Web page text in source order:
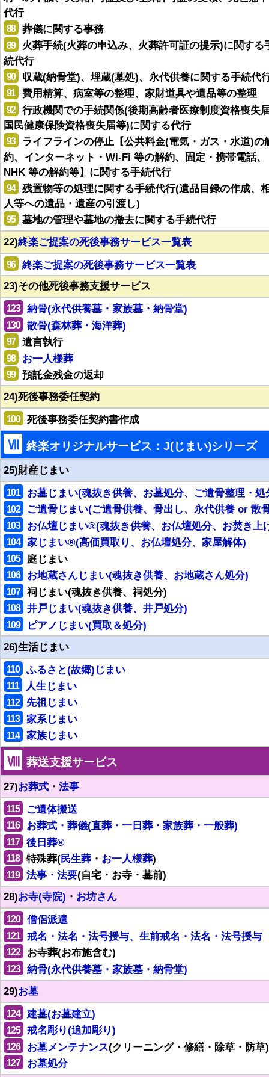
代行
88 葬儀に関する事務
89
火葬手続(火葬の申込み、火葬許可証の提示)に関する
続代行
90 収蔵(納骨堂)、埋蔵(墓処)、永代供養に関する手続代
91 費用精算、病室等の整理、家財道具や遺品等の整理
92
行政機関での手続関係(後期高齢者医療制度資格喪失
国民健康保険資格喪失届等)に関する代行
93
ライフラインの停止【公共料金(電気・ガス・水道)の
約、インターネット・Wi-Fi 等の解約、固定・携帯電話、
NHK 等の解約等】に関する手続代行
94
残置物等の処理に関する手続代行(遺品目録の作成、
人等への遺品・遺産の引渡し)
95
墓地の管理や墓地の撤去に関する手続代行
22)終楽ご提案の死後事務サービス一覧表
96
終楽ご提案の死後事務サービス一覧表
23)その他死後事務支援サービス
123 納骨(永代供養墓・家族墓・納骨堂)
130 散骨(森林葬・海洋葬)
97 遺言執行
98 お一人様葬
99
預託金残金の返却
24)死後事務委任契約
100 死後事務委任契約書作成
Ⅶ 終楽オリジナルサービス：J(じまい)シリーズ
25)財産じまい
101 お墓じまい(魂抜き供養、お墓処分、ご遺骨整理・処
102 ご遺骨じまい(ご遺骨供養、骨出し、永代供養 or 散
103 お仏壇じまい®(魂抜き供養、お仏壇処分、お焚き上
104 家じまい®(高価買取り、お仏壇処分、家屋解体)
105 庭じまい
106 お地蔵さんじまい(魂抜き供養、お地蔵さん処分)
107 祠じまい(魂抜き供養、祠処分)
108 井戸じまい(魂抜き供養、井戸処分)
109
ピアノじまい(買取＆処分)
26)生活じまい
110 ふるさと(故郷)じまい
111 人生じまい
112 先祖じまい
113 家系じまい
114 家族じまい
Ⅷ 葬送支援サービス
27)お葬式・ 法事
115 ご遺体搬送
116 お葬式・葬儀(直葬・一日葬・家族葬・一般葬)
117 後日葬®
118 特殊葬(民生葬・ お一人様葬)
119 法事・法要(自宅・お寺・墓前)
28)お寺(寺院) ・ お坊さん
120 僧侶派遣
121 戒名・法名・法号授与、生前戒名・法名・法号授与
122 お寺葬(お布施含む)
123
納骨(永代供養墓・家族墓・納骨堂)
29)お墓
124 建墓(お墓建立)
125 戒名彫り(追加彫り)
126 お墓メンテナンス(クリーニング・修繕・除草・防草)
127
お墓処分